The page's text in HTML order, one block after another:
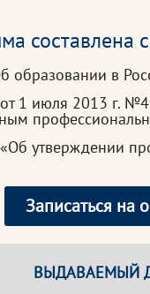
составлена
в
1 июля 2013 г.
утверждении
Записаться на
ВЫДАВАЕМЫЙ